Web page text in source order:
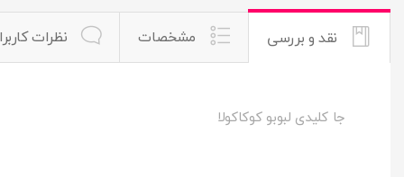
نقد و بررسی مشخصات نظرات
جا کلیدی لبوبو کوکاکولا